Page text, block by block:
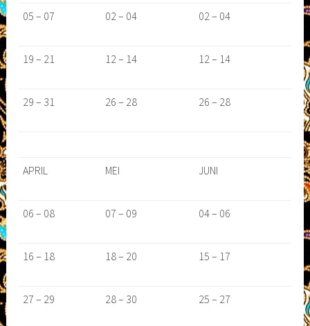
05 – 07 02 – 04 02 – 04
19 – 21 12 – 14 12 – 14
29 – 31 26 – 28 26 – 28
APRIL MEI JUNI
06 – 08 07 – 09 04 – 06
16 – 18 18 – 20 15 – 17
27 – 29 28 – 30 25 – 27